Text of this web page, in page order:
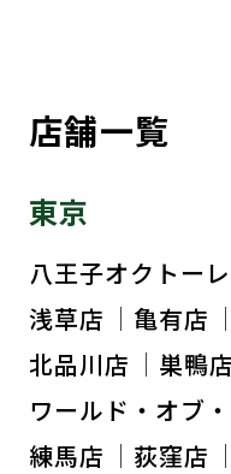
店舗一覧
東京
八王子オクトー
浅草店
亀有店
北品川店
巣鴨店
ワールド・オブ
練馬店
荻窪店